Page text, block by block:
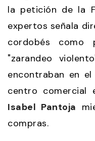
la petición de la
expertos señala
cordobés como
"zarandeo
encontraban en
centro comercial
Isabel Pantoja
compras.